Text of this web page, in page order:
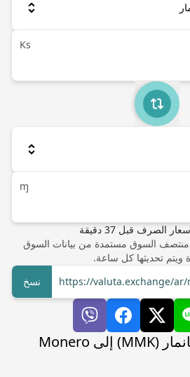
Ks
ɱ
الصرف قبل 37 دقيقة
السوق مستمدة من بيانات السوق
ويتم تحديثها كل ساعة.
https://valuta.exchange/ar/
نسخ
حول تحويل كيات ميانمار (MMK) إلى Monero